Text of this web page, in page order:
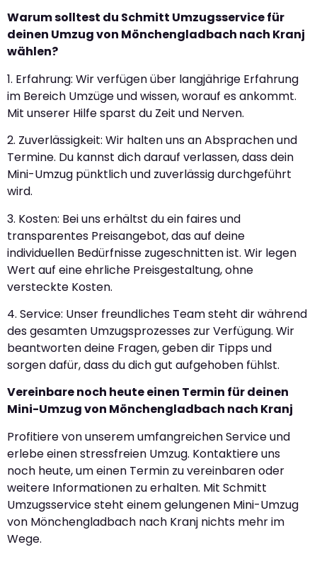
Warum solltest du Schmitt Umzugsservice für
deinen Umzug von Mönchengladbach nach Kranj
wählen?
1. Erfahrung: Wir verfügen über langjährige Erfahrung
im Bereich Umzüge und wissen, worauf es ankommt.
Mit unserer Hilfe sparst du Zeit und Nerven.
2. Zuverlässigkeit: Wir halten uns an Absprachen und
Termine. Du kannst dich darauf verlassen, dass dein
Mini-Umzug pünktlich und zuverlässig durchgeführt
wird.
3. Kosten: Bei uns erhältst du ein faires und
transparentes Preisangebot, das auf deine
individuellen Bedürfnisse zugeschnitten ist. Wir legen
Wert auf eine ehrliche Preisgestaltung, ohne
versteckte Kosten.
4. Service: Unser freundliches Team steht dir während
des gesamten Umzugsprozesses zur Verfügung. Wir
beantworten deine Fragen, geben dir Tipps und
sorgen dafür, dass du dich gut aufgehoben fühlst.
Vereinbare noch heute einen Termin für deinen
Mini-Umzug von Mönchengladbach nach Kranj
Profitiere von unserem umfangreichen Service und
erlebe einen stressfreien Umzug. Kontaktiere uns
noch heute, um einen Termin zu vereinbaren oder
weitere Informationen zu erhalten. Mit Schmitt
Umzugsservice steht einem gelungenen Mini-Umzug
von Mönchengladbach nach Kranj nichts mehr im
Wege.